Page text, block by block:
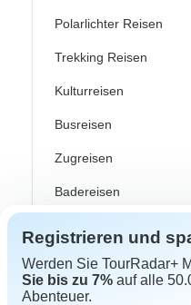
Polarlichter Reisen
Trekking Reisen
Kulturreisen
Busreisen
Zugreisen
Badereisen
Private Rundreisen
Registrieren und
Werden Sie TourRadar+
Sie bis zu 7% auf alle
Abenteuer.